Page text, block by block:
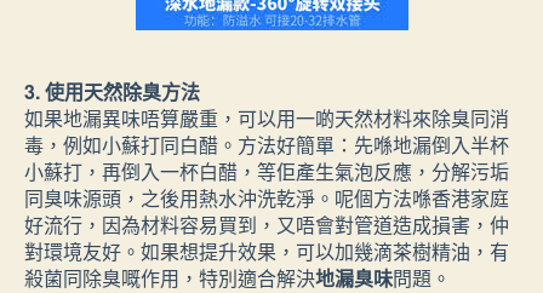
3. 使用天然除臭方法
如果地漏異味唔算嚴重，可以用一啲天然材料來除臭同消
毒，例如小蘇打同白醋。方法好簡單：先喺地漏倒入半杯
小蘇打，再倒入一杯白醋，等佢產生氣泡反應，分解污垢
同臭味源頭，之後用熱水沖洗乾淨。呢個方法喺香港家庭
好流行，因為材料容易買到，又唔會對管道造成損害，仲
對環境友好。如果想提升效果，可以加幾滴茶樹精油，有
殺菌同除臭嘅作用，特別適合解決地漏臭味問題。